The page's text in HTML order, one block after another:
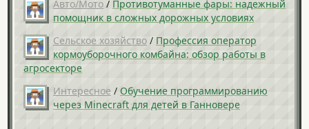
Авто/Мото / Противотуманные фары: надежный
помощник в сложных дорожных условиях
Сельское хозяйство / Профессия оператор
кормоуборочного комбайна: обзор работы в
агросекторе
Интересное / Обучение программированию
через Minecraft для детей в Ганновере